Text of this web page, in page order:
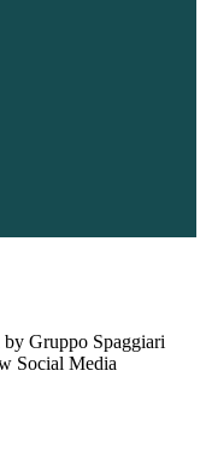
Gruppo Spaggiari
Social Media